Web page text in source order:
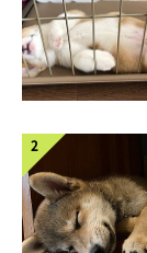
一度遠くまで避難
@rosetheme_